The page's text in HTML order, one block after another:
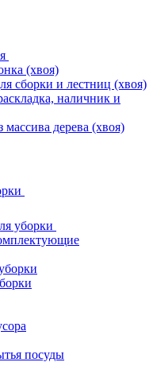
(хвоя)
сборки и лестниц (хвоя)
наличник и
дерева (хвоя)
уборки
посуды